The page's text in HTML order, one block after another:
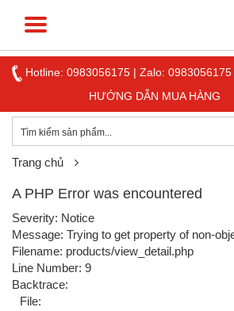
Hotline: 0983056175 | Zalo: 0983056175
HƯỚNG DẪN MUA HÀNG
Trang chủ
A PHP Error was encountered
Severity: Notice
Message: Trying to get property of non-
Filename: products/view_detail.php
Line Number: 9
Backtrace:
File: